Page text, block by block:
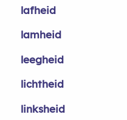
lafheid
lamheid
leegheid
lichtheid
linksheid